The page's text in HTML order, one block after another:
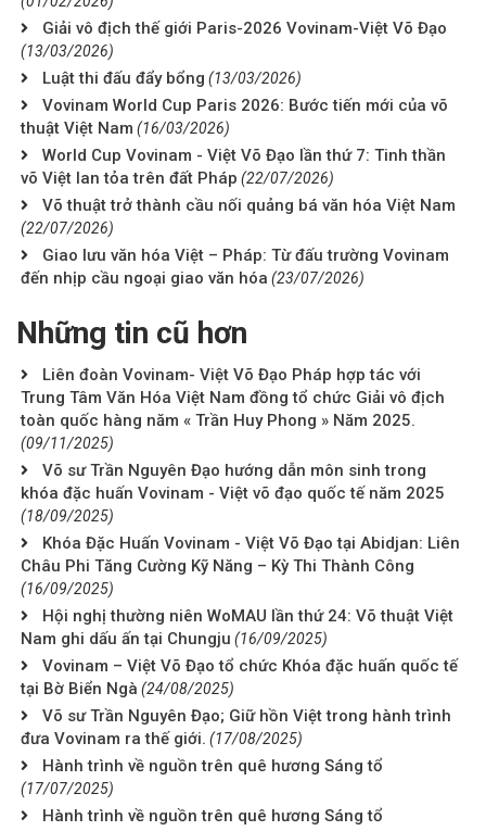
Giải vô địch thế giới Paris-2026 Vovinam-Việt Võ Đạo
(13/03/2026)
Luật thi đấu đẩy bổng (13/03/2026)
Vovinam World Cup Paris 2026: Bước tiến mới của võ
thuật Việt Nam (16/03/2026)
World Cup Vovinam - Việt Võ Đạo lần thứ 7: Tinh thần
võ Việt lan tỏa trên đất Pháp (22/07/2026)
Võ thuật trở thành cầu nối quảng bá văn hóa Việt Nam
(22/07/2026)
Giao lưu văn hóa Việt – Pháp: Từ đấu trường Vovinam
đến nhịp cầu ngoại giao văn hóa (23/07/2026)
Những tin cũ hơn
Liên đoàn Vovinam- Việt Võ Đạo Pháp hợp tác với
Trung Tâm Văn Hóa Việt Nam đồng tổ chức Giải vô địch
toàn quốc hàng năm « Trần Huy Phong » Năm 2025.
(09/11/2025)
Võ sư Trần Nguyên Đạo hướng dẫn môn sinh trong
khóa đặc huấn Vovinam - Việt võ đạo quốc tế năm 2025
(18/09/2025)
Khóa Đặc Huấn Vovinam - Việt Võ Đạo tại Abidjan: Liên
Châu Phi Tăng Cường Kỹ Năng – Kỳ Thi Thành Công
(16/09/2025)
Hội nghị thường niên WoMAU lần thứ 24: Võ thuật Việt
Nam ghi dấu ấn tại Chungju (16/09/2025)
Vovinam – Việt Võ Đạo tổ chức Khóa đặc huấn quốc tế
tại Bờ Biển Ngà (24/08/2025)
Võ sư Trần Nguyên Đạo; Giữ hồn Việt trong hành trình
đưa Vovinam ra thế giới. (17/08/2025)
Hành trình về nguồn trên quê hương Sáng tổ
(17/07/2025)
Hành trình về nguồn trên quê hương Sáng tổ